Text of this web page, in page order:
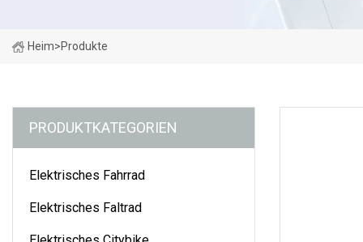
Heim>Produkte
PRODUKTKATEGORIEN
Elektrisches Fahrrad
Elektrisches Faltrad